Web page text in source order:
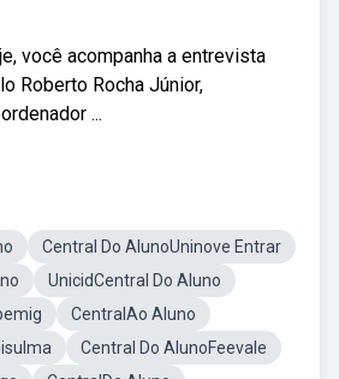
você acompanha a entrevista
Roberto Rocha Júnior,
...
Central Do AlunoUninove Entrar
UnicidCentral Do Aluno
CentralAo Aluno
Central Do AlunoFeevale